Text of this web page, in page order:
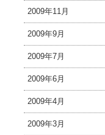
2009年11月
2009年9月
2009年7月
2009年6月
2009年4月
2009年3月